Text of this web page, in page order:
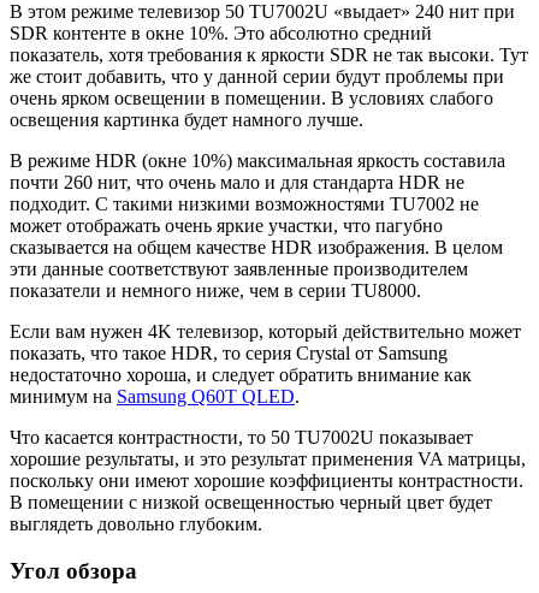
В этом режиме телевизор 50 TU7002U «выдает» 240 нит при
SDR контенте в окне 10%. Это абсолютно средний
показатель, хотя требования к яркости SDR не так высоки. Тут
же стоит добавить, что у данной серии будут проблемы при
очень ярком освещении в помещении. В условиях слабого
освещения картинка будет намного лучше.
В режиме HDR (окне 10%) максимальная яркость составила
почти 260 нит, что очень мало и для стандарта HDR не
подходит. С такими низкими возможностями TU7002 не
может отображать очень яркие участки, что пагубно
сказывается на общем качестве HDR изображения. В целом
эти данные соответствуют заявленные производителем
показатели и немного ниже, чем в серии TU8000.
Если вам нужен 4K телевизор, который действительно может
показать, что такое HDR, то серия Crystal от Samsung
недостаточно хороша, и следует обратить внимание как
минимум на Samsung Q60T QLED.
Что касается контрастности, то 50 TU7002U показывает
хорошие результаты, и это результат применения VA матрицы,
поскольку они имеют хорошие коэффициенты контрастности.
В помещении с низкой освещенностью черный цвет будет
выглядеть довольно глубоким.
Угол обзора